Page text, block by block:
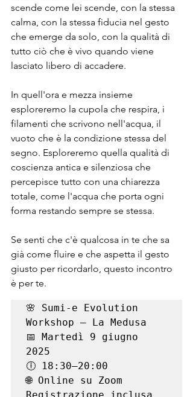
scende come lei scende, con la stessa
calma, con la stessa fiducia nel gesto
che emerge da solo, con la qualità di
tutto ciò che è vivo quando viene
lasciato libero di accadere.
In quell'ora e mezza insieme
esploreremo la cupola che respira, i
filamenti che scrivono nell'acqua, il
vuoto che è la condizione stessa del
segno. Esploreremo quella qualità di
coscienza antica e silenziosa che
percepisce tutto con una chiarezza
totale, come l'acqua che porta ogni
forma restando sempre se stessa.
Se senti che c'è qualcosa in te che sa
già come fluire e che aspetta il gesto
giusto per ricordarlo, questo incontro
è per te.
🌸 Sumi-e Evolution
Workshop – La Medusa
📅 Martedì 9 giugno
2025
🕕 18:30–20:00
🌐 Online su Zoom
Registrazione inclusa